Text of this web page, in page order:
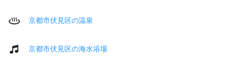
京都市伏見区の温泉
京都市伏見区の海水浴場